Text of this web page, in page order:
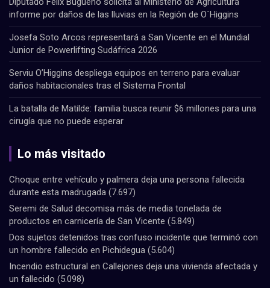
informe por daños de las lluvias en la Región de O´Higgins
Josefa Soto Arcos representará a San Vicente en el Mundial
Junior de Powerlifting Sudáfrica 2026
Serviu O’Higgins despliega equipos en terreno para evaluar
daños habitacionales tras el Sistema Frontal
La batalla de Matilde: familia busca reunir $6 millones para una
cirugía que no puede esperar
Lo más visitado
Choque entre vehículo y palmera deja una persona fallecida
durante esta madrugada (7.697)
Seremi de Salud decomisa más de media tonelada de
productos en carnicería de San Vicente (5.849)
Dos sujetos detenidos tras confuso incidente que terminó con
un hombre fallecido en Pichidegua (5.604)
Incendio estructural en Callejones deja una vivienda afectada y
un fallecido (5.098)